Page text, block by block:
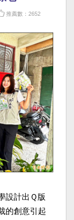
推薦數：2652
設計出Ｑ版
的創意引起